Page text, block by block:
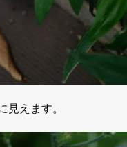
えます。